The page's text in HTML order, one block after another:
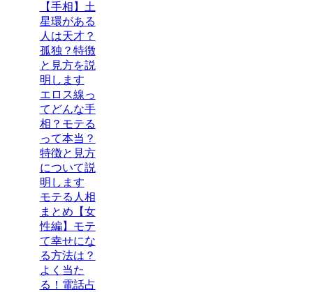
【手相】土
星環がある
人は天才？
孤独？特徴
と見方を説
明します
エロス線っ
てどんな手
相？モテる
って本当？
特徴と見方
について説
明します
モテる人相
まとめ【女
性編】モテ
て幸せにな
る方法は？
よく当た
る！電話占